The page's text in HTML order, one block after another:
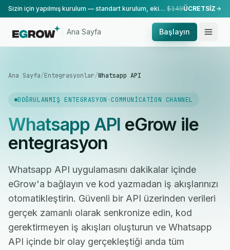
Sizin için yapılmış kurulum — standart kurulum, ekibimiz tarafından yapılır. $149ÜCRETSİZ
Ana Sayfa Başlayın
Ana Sayfa/Entegrasyonlar/Whatsapp API
DOĞRULANMIŞ ENTEGRASYON ·COMMUNICATION CHANNEL
Whatsapp API eGrow ile
entegrasyon
Whatsapp API uygulamasını dakikalar içinde
eGrow'a bağlayın ve kod yazmadan iş akışlarınızı
otomatikleştirin. Güvenli bir API üzerinden verileri
gerçek zamanlı olarak senkronize edin, kod
gerektirmeyen iş akışları oluşturun ve Whatsapp
API içinde bir olay gerçekleştiği anda tüm